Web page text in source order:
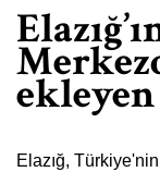
Elazığ,